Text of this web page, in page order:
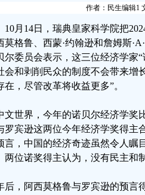
作者：民生编辑1
10月14日，瑞典皇家科学院把
莫格鲁、西蒙·约翰逊和詹姆斯
尔委员会表示，这三位经济学家
会和剥削民众的制度不会带来增
在，尽管改革将收益更多”。
文世界，今年的诺贝尔经济学奖
罗宾逊这两位今年经济学奖得主
言，中国的经济奇迹虽然令人瞩
两位诺奖得主认为，没有民主和
后，阿西莫格鲁与罗宾逊的预言